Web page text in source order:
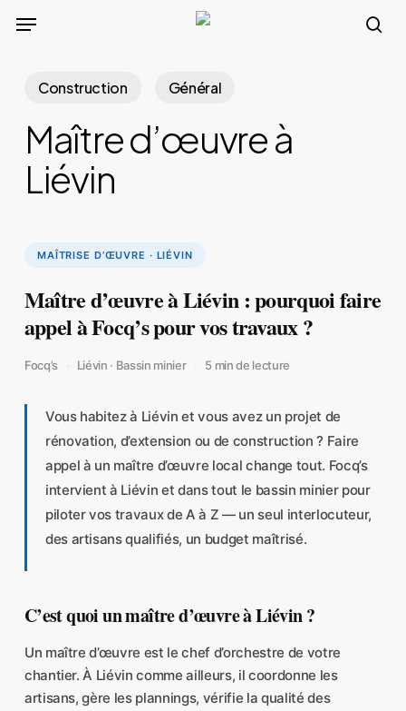
content
Menu
Construction Général
Maître d’œuvre à
Liévin
MAÎTRISE D’ŒUVRE · LIÉVIN
Maître d’œuvre à Liévin : pourquoi faire
appel à Focq’s pour vos travaux ?
Focq’s Liévin · Bassin minier 5 min de lecture
Vous habitez à Liévin et vous avez un projet de
rénovation, d’extension ou de construction ? Faire
appel à un maître d’œuvre local change tout. Focq’s
intervient à Liévin et dans tout le bassin minier pour
piloter vos travaux de A à Z — un seul interlocuteur,
des artisans qualifiés, un budget maîtrisé.
C’est quoi un maître d’œuvre à Liévin ?
Un maître d’œuvre est le chef d’orchestre de votre
chantier. À Liévin comme ailleurs, il coordonne les
artisans, gère les plannings, vérifie la qualité des